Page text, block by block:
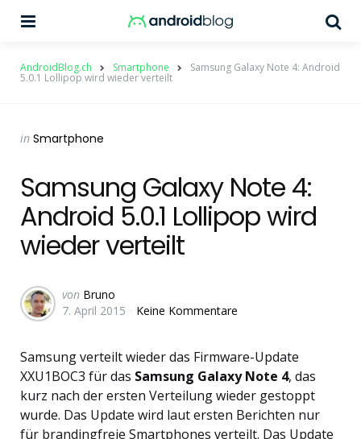
AndroidBlog.ch Smartphone Samsung Galaxy Note 4: Android
5.0.1 Lollipop wird wieder verteilt
Categories
Posted
in Smartphone
Samsung Galaxy Note 4:
Android 5.0.1 Lollipop wird
wieder verteilt
Geschrieben
von
von Bruno
7. April 2015
Keine Kommentare
Samsung verteilt wieder das Firmware-Update
XXU1BOC3 für das Samsung Galaxy Note 4, das
kurz nach der ersten Verteilung wieder gestoppt
wurde. Das Update wird laut ersten Berichten nur
für brandingfreie Smartphones verteilt. Das Update